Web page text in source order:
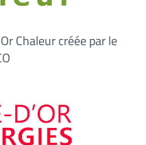
Chaleur créée par le